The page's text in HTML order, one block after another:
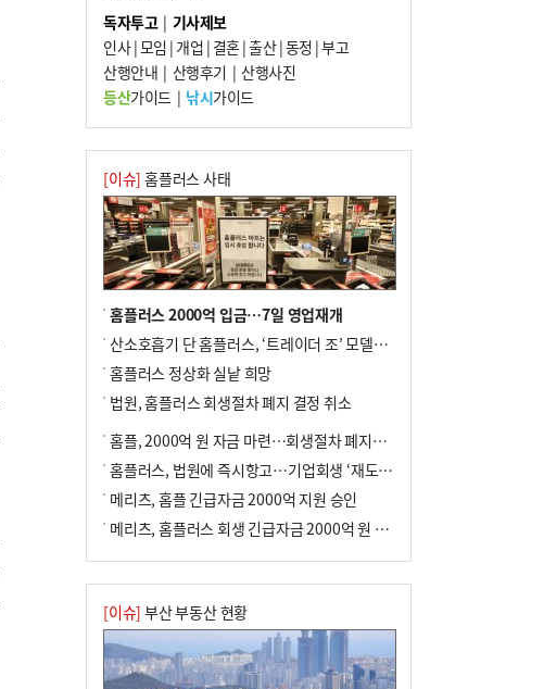
8
피란마을 67년 역사인데…전교생 24명 아
미초 통폐합 기로
9
외국인 선원 ‘인신매매 경유지’ 된 부산…
우려가 현실로
10 교육혁신선도지 공모 코앞인데…구·군 난
색에 교육청 ‘쩔쩔’
독자투고| 기사제보
인사|모임 | 개업 | 결혼|출산|동정 |부고
산행안내 | 산행후기 | 산행사진
등산가이드| 낚시가이드
[이슈] 홈플러스 사태
홈플러스 2000억 입금…7일 영업재개
산소호흡기 단 홈플러스, ‘트레이더 조’ 모델로 살아날까
홈플러스 정상화 실낱 희망
법원, 홈플러스 회생절차 폐지 결정 취소
홈플, 2000억 원 자금 마련…회생절차 폐지에 즉시항고(종합)
홈플러스, 법원에 즉시항고…기업회생 ‘재도전’
메리츠, 홈플 긴급자금 2000억 지원 승인
메리츠, 홈플러스 회생 긴급자금 2000억 원 지원 승인
[이슈] 부산 부동산 현황